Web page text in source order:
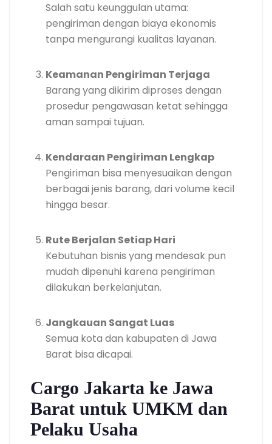
Salah satu keunggulan utama:
pengiriman dengan biaya ekonomis
tanpa mengurangi kualitas layanan.
Keamanan Pengiriman Terjaga
Barang yang dikirim diproses dengan
prosedur pengawasan ketat sehingga
aman sampai tujuan.
Kendaraan Pengiriman Lengkap
Pengiriman bisa menyesuaikan dengan
berbagai jenis barang, dari volume kecil
hingga besar.
Rute Berjalan Setiap Hari
Kebutuhan bisnis yang mendesak pun
mudah dipenuhi karena pengiriman
dilakukan berkelanjutan.
Jangkauan Sangat Luas
Semua kota dan kabupaten di Jawa
Barat bisa dicapai.
Cargo Jakarta ke Jawa
Barat untuk UMKM dan
Pelaku Usaha